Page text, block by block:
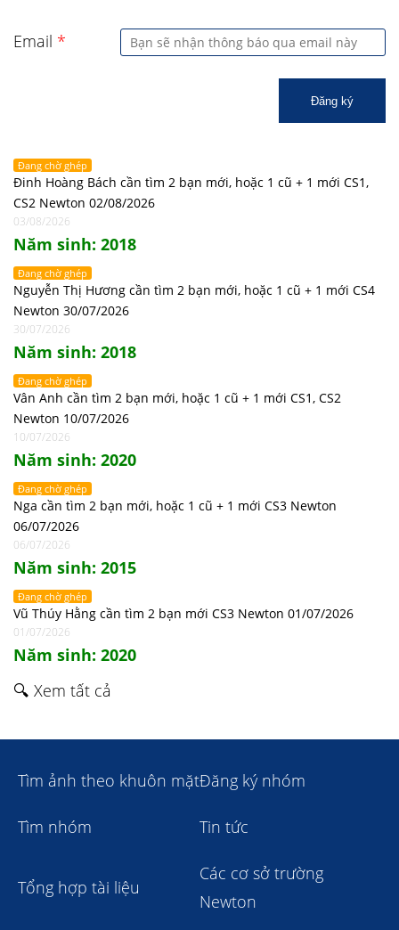
Email *
Đăng ký
Đang chờ ghép
Đinh Hoàng Bách cần tìm 2 bạn mới, hoặc 1 cũ + 1 mới CS1,
CS2 Newton 02/08/2026
03/08/2026
Năm sinh: 2018
Đang chờ ghép
Nguyễn Thị Hương cần tìm 2 bạn mới, hoặc 1 cũ + 1 mới CS4
Newton 30/07/2026
30/07/2026
Năm sinh: 2018
Đang chờ ghép
Vân Anh cần tìm 2 bạn mới, hoặc 1 cũ + 1 mới CS1, CS2
Newton 10/07/2026
10/07/2026
Năm sinh: 2020
Đang chờ ghép
Nga cần tìm 2 bạn mới, hoặc 1 cũ + 1 mới CS3 Newton
06/07/2026
06/07/2026
Năm sinh: 2015
Đang chờ ghép
Vũ Thúy Hằng cần tìm 2 bạn mới CS3 Newton 01/07/2026
01/07/2026
Năm sinh: 2020
🔍 Xem tất cả
Tìm ảnh theo khuôn mặtĐăng ký nhóm
Tìm nhóm Tin tức
Tổng hợp tài liệu
Các cơ sở trường
Newton